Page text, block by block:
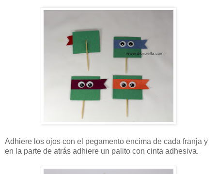
Adhiere los ojos con el pegamento encima de cada franja y
en la parte de atrás adhiere un palito con cinta adhesiva.